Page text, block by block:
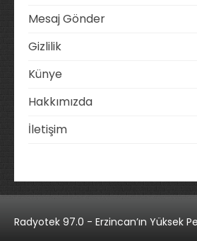
Mesaj Gönder
Gizlilik
Künye
Hakkımızda
İletişim
Radyotek 97.0 - Erzincan’ın Yüksek